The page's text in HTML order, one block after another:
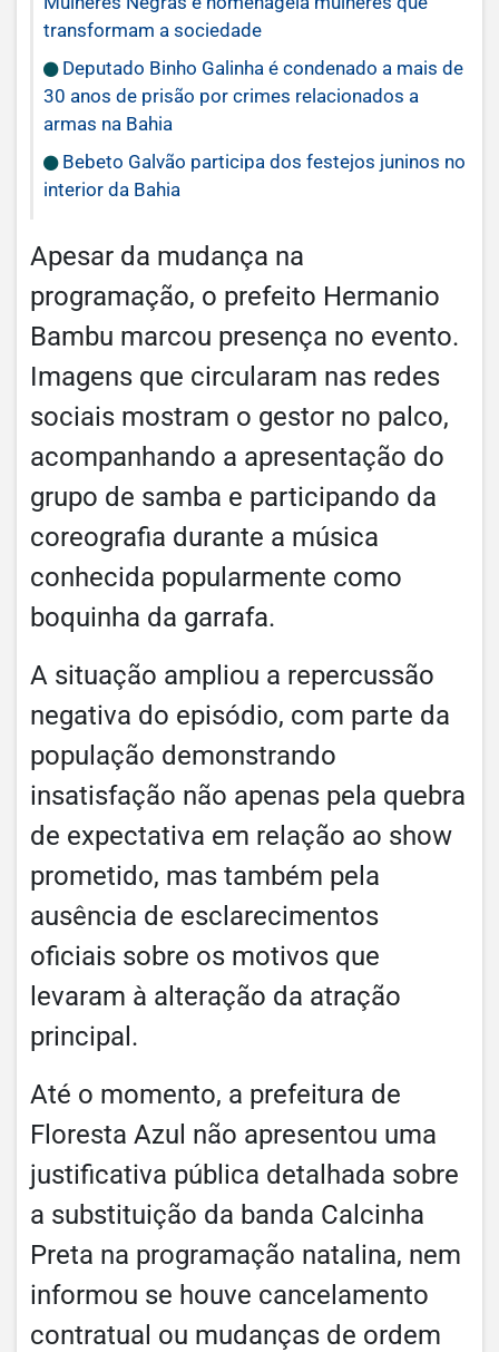
transformam a sociedade
Deputado Binho Galinha é condenado a mais de
30 anos de prisão por crimes relacionados a
armas na Bahia
Bebeto Galvão participa dos festejos juninos no
interior da Bahia
Apesar da mudança na
programação, o prefeito Hermanio
Bambu marcou presença no evento.
Imagens que circularam nas redes
sociais mostram o gestor no palco,
acompanhando a apresentação do
grupo de samba e participando da
coreografia durante a música
conhecida popularmente como
boquinha da garrafa.
A situação ampliou a repercussão
negativa do episódio, com parte da
população demonstrando
insatisfação não apenas pela quebra
de expectativa em relação ao show
prometido, mas também pela
ausência de esclarecimentos
oficiais sobre os motivos que
levaram à alteração da atração
principal.
Até o momento, a prefeitura de
Floresta Azul não apresentou uma
justificativa pública detalhada sobre
a substituição da banda Calcinha
Preta na programação natalina, nem
informou se houve cancelamento
contratual ou mudanças de ordem